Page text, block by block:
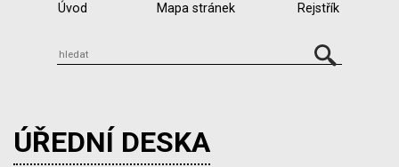
Úvod Mapa stránek Rejstřík
ÚŘEDNÍ DESKA